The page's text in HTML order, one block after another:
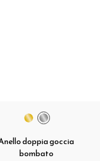
doppia goccia
bombato